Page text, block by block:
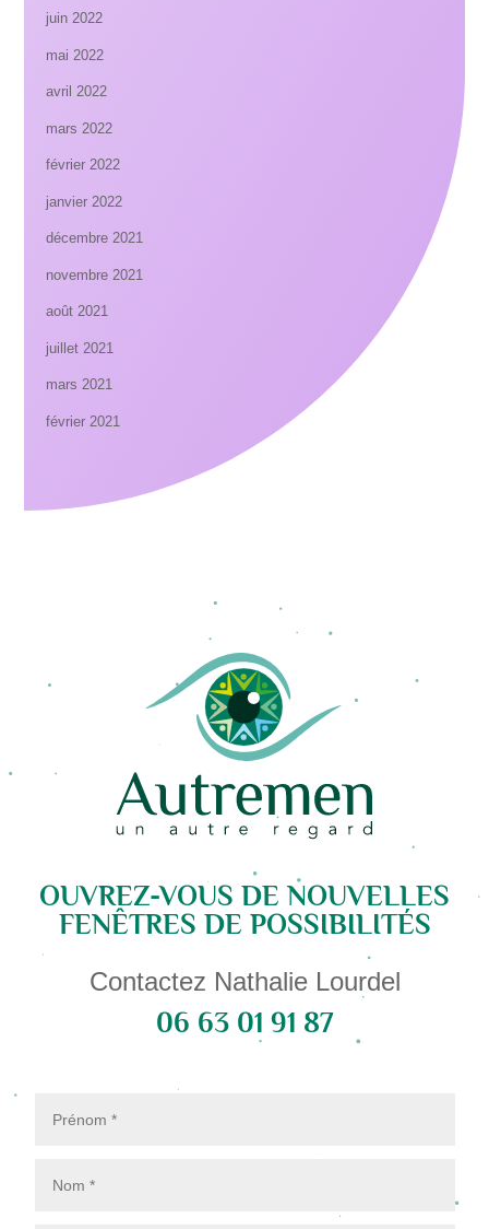
juin 2022
mai 2022
avril 2022
mars 2022
février 2022
janvier 2022
décembre 2021
novembre 2021
août 2021
juillet 2021
mars 2021
février 2021
OUVREZ-VOUS DE NOUVELLES
FENÊTRES DE POSSIBILITÉS
Contactez Nathalie Lourdel
06 63 01 91 87